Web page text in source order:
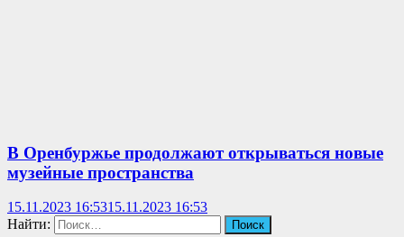
В Оренбуржье продолжают открываться новые
музейные пространства
15.11.2023 16:5315.11.2023 16:53
Найти: